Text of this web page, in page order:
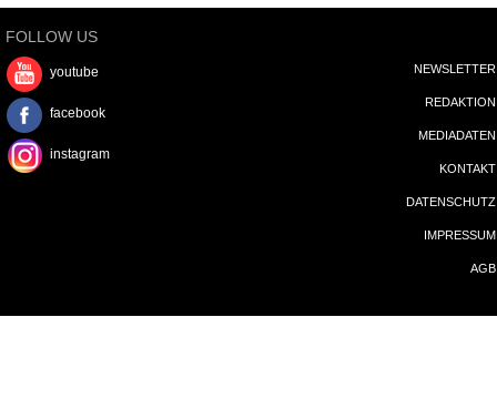
FOLLOW US
youtube
facebook
instagram
NEWSLETTER
REDAKTION
MEDIADATEN
KONTAKT
DATENSCHUTZ
IMPRESSUM
AGB